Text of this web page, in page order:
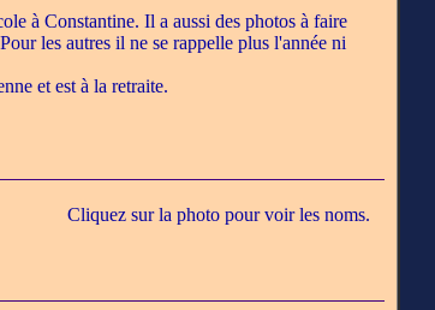
à Constantine. Il a aussi des photos à faire
les autres il ne se rappelle plus l'année ni
et est à la retraite.
Cliquez sur la photo pour voir les noms.